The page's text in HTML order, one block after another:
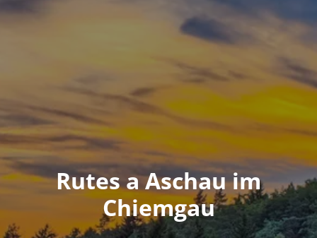
Rutes a Aschau im
Chiemgau